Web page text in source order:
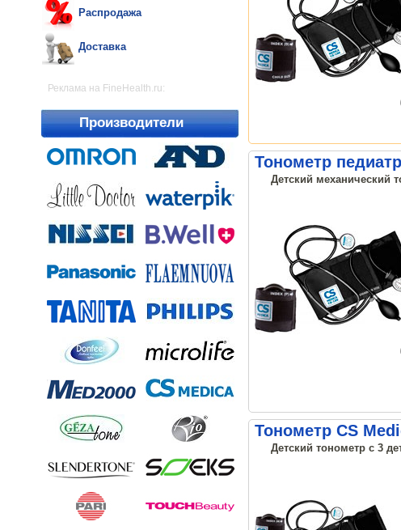
Распродажа
Доставка
Реклама на FineHealth.ru:
Производители
Тонометр
Детский механический
Тонометр CS
Детский тонометр с 3